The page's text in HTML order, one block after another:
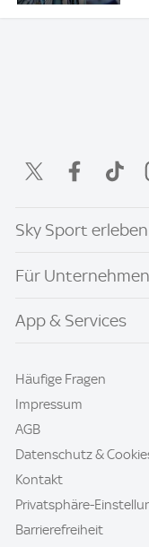
Sky Sport erleben
Für Unternehmen
App & Services
Häufige Fragen
Impressum
AGB
Datenschutz &
Kontakt
Privatsphäre-
Barrierefreiheit